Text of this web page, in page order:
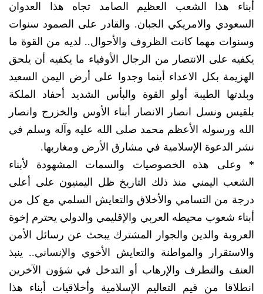
أبناء هذا الشعب العظيم الصامد تجاه هذا العدوان
السعودي والامريكي الجبان. والقادر على الصمود سنوات
وسنوات مهما كانت الظروف والأحوال.. لديه من القوة ما
يكفيه على الانتصار من الرجال الأوفياء ما يكفيه أن يلحق
الهزيمة بكل الاعداء أينما وجدوا على أرض اليمن السعيد
وبلدتها الطيبة أولو القوة والبأس الشديد أحفاد الملكة
بلقيس ونسل انصار الانصار أبناء الأوس والخزرج وانصار
الله ورسوله الأعظم محمد صلى الله عليه وآله وسلم في
نشر الدعوة الإسلامية في مشارق الأرض ومغاربها.
* وعلى هذه الخصوصيات والسمات المشهودة لأبناء
الشعب اليمني منذ ذلك التاريخ ظل اليمنيون على أعلى
درجة من التسامي والأخلاق والتعايش السلمي مع كل من
أبناء شعوب محيطه العربي والإقليمي والدولي يحترم إخوة
العروبة والدين والجوار المشترك يبحث عن رسائل الأمن
والاستقرار والمواطنة والتعايش الأخوي والإنساني.. ينبذ
العنف والتطرف والإرهاب أو التدخل في شؤون الآخرين
انطلاقا من قيم التعاليم الإسلامية وأخلاقيات أبناء هذا